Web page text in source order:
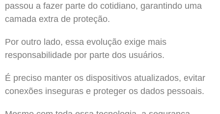
passou a fazer parte do cotidiano, garantindo uma
camada extra de proteção.
Por outro lado, essa evolução exige mais
responsabilidade por parte dos usuários.
É preciso manter os dispositivos atualizados, evitar
conexões inseguras e proteger os dados pessoais.